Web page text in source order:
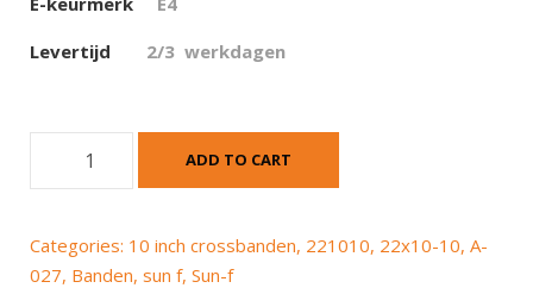
Levertijd
2/3 werkdagen
ADD TO CART
Categories: 10 inch crossbanden, 221010, 22x10-10, A-
027, Banden, sun f, Sun-f